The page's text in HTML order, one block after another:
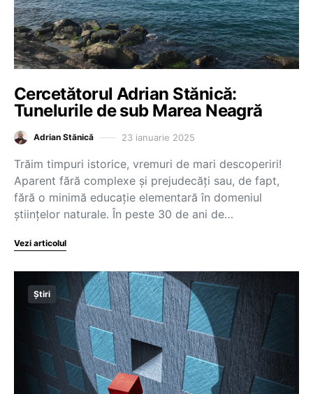
Cercetătorul Adrian Stănică:
Tunelurile de sub Marea Neagră
Adrian Stănică 23 ianuarie 2025
Trăim timpuri istorice, vremuri de mari descoperiri!
Aparent fără complexe și prejudecăți sau, de fapt,
fără o minimă educație elementară în domeniul
științelor naturale. În peste 30 de ani de…
Vezi articolul
Știri